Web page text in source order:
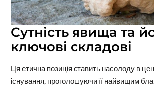
Сутність явища та
ключові складові
Ця етична позиція ставить насолоду в
існування, проголошуючи її найвищим